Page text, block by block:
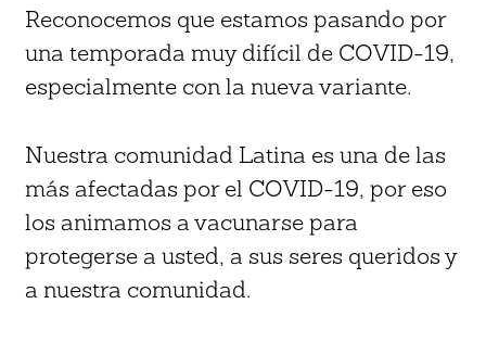
Reconocemos que estamos pasando por
una temporada muy difícil de COVID-19,
especialmente con la nueva variante.
Nuestra comunidad Latina es una de las
más afectadas por el COVID-19, por eso
los animamos a vacunarse para
protegerse a usted, a sus seres queridos y
a nuestra comunidad.